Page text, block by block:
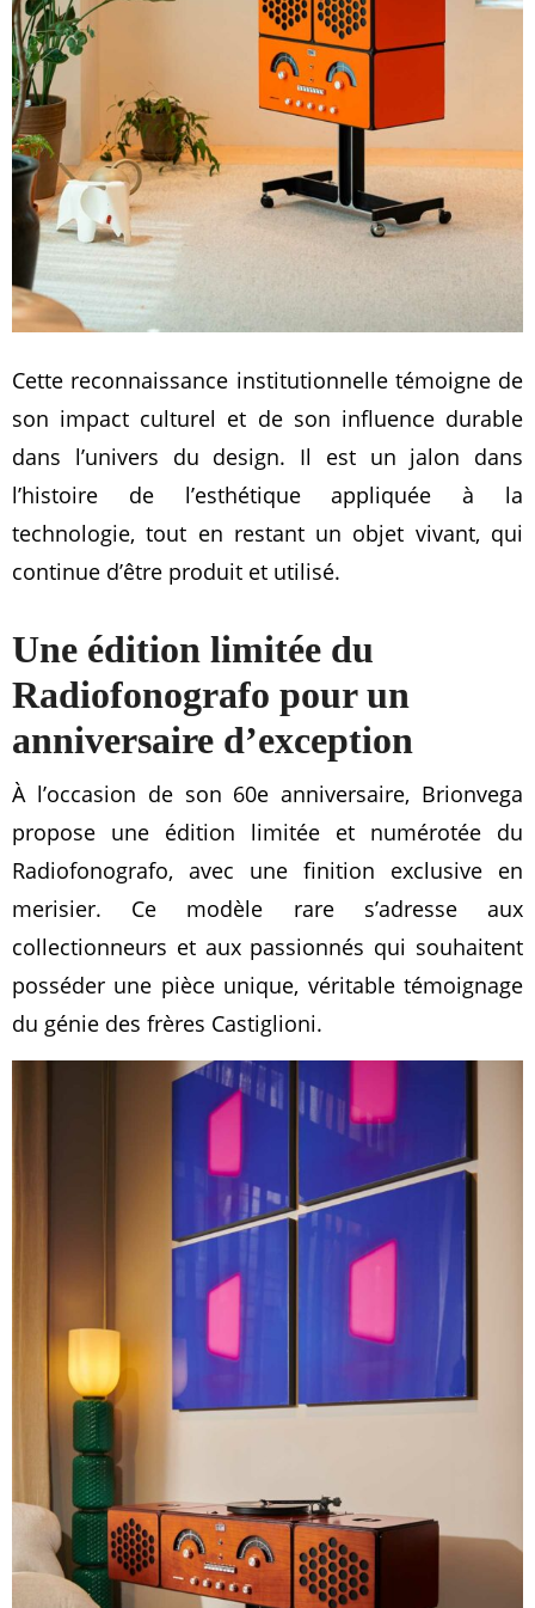
Cette reconnaissance institutionnelle témoigne de
son impact culturel et de son influence durable
dans l’univers du design. Il est un jalon dans
l’histoire de l’esthétique appliquée à la
technologie, tout en restant un objet vivant, qui
continue d’être produit et utilisé.
Une édition limitée du
Radiofonografo pour un
anniversaire d’exception
À l’occasion de son 60e anniversaire, Brionvega
propose une édition limitée et numérotée du
Radiofonografo, avec une finition exclusive en
merisier. Ce modèle rare s’adresse aux
collectionneurs et aux passionnés qui souhaitent
posséder une pièce unique, véritable témoignage
du génie des frères Castiglioni.